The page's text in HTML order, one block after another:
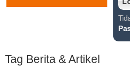
Tag Berita & Artikel